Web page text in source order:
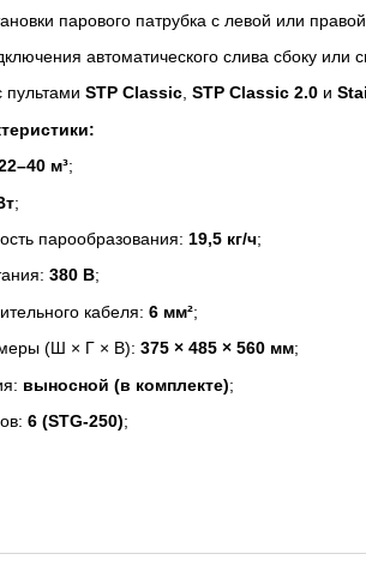
парового патрубка с левой или
автоматического слива сбоку или
пультами STP Classic, STP Classic 2.0 и
м³;
;
парообразования: 19,5 кг/ч;
380 В;
кабеля: 6 мм²;
(Ш × Г × В): 375 × 485 × 560 мм;
выносной (в комплекте);
6 (STG-250);